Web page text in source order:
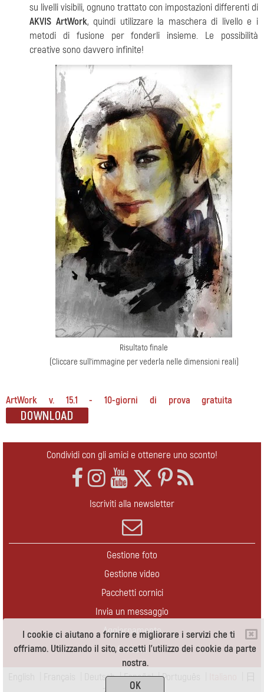
I cookie ci aiutano a fornire e migliorare i servizi che ti
offriamo. Utilizzando il sito, accetti l'utilizzo dei cookie da parte
nostra.
OK
su livelli visibili, ognuno trattato con impostazioni differenti di
AKVIS ArtWork, quindi utilizzare la maschera di livello e i
metodi di fusione per fonderli insieme. Le possibilità
creative sono davvero infinite!
Risultato finale
(Cliccare sull'immagine per vederla nelle dimensioni reali)
ArtWork v. 15.1 - 10-giorni di prova gratuita
Condividi con gli amici e ottenere uno sconto!
Iscriviti alla newsletter
Gestione foto
Gestione video
Pacchetti cornici
Invia un messaggio
Aggiornamento
Contatti
Deutsch|Español|Português